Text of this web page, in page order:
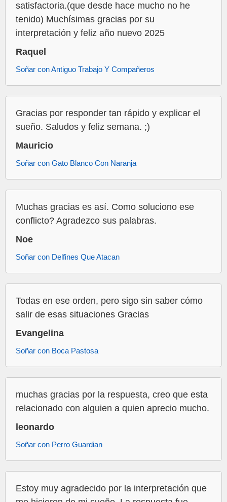
satisfactoria.(que desde hace mucho no he
tenido) Muchísimas gracias por su
interpretación y feliz año nuevo 2025
Raquel
Soñar con Antiguo Trabajo Y Compañeros
Gracias por responder tan rápido y explicar el
sueño. Saludos y feliz semana. ;)
Mauricio
Soñar con Gato Blanco Con Naranja
Muchas gracias es así. Como soluciono ese
conflicto? Agradezco sus palabras.
Noe
Soñar con Delfines Que Atacan
Todas en ese orden, pero sigo sin saber cómo
salir de esas situaciones Gracias
Evangelina
Soñar con Boca Pastosa
muchas gracias por la respuesta, creo que esta
relacionado con alguien a quien aprecio mucho.
leonardo
Soñar con Perro Guardian
Estoy muy agradecido por la interpretación que